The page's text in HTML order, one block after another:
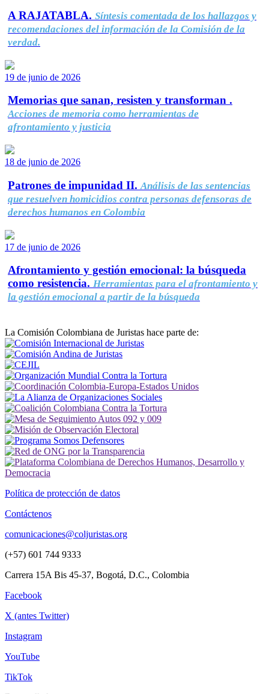
A RAJATABLA. Síntesis comentada de los hallazgos y
recomendaciones del información de la Comisión de la
verdad.
19 de junio de 2026
Memorias que sanan, resisten y transforman .
Acciones de memoria como herramientas de
afrontamiento y justicia
18 de junio de 2026
Patrones de impunidad II. Análisis de las sentencias
que resuelven homicidios contra personas defensoras de
derechos humanos en Colombia
17 de junio de 2026
Afrontamiento y gestión emocional: la búsqueda
como resistencia. Herramientas para el afrontamiento y
la gestión emocional a partir de la búsqueda
La Comisión Colombiana de Juristas hace parte de:
Política de protección de datos
Contáctenos
comunicaciones@coljuristas.org
(+57) 601 744 9333
Carrera 15A Bis 45-37, Bogotá, D.C., Colombia
Facebook
X (antes Twitter)
Instagram
YouTube
TikTok